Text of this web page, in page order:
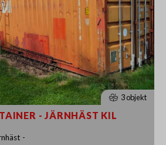
3 objekt
- JÄRNHÄST KIL
-